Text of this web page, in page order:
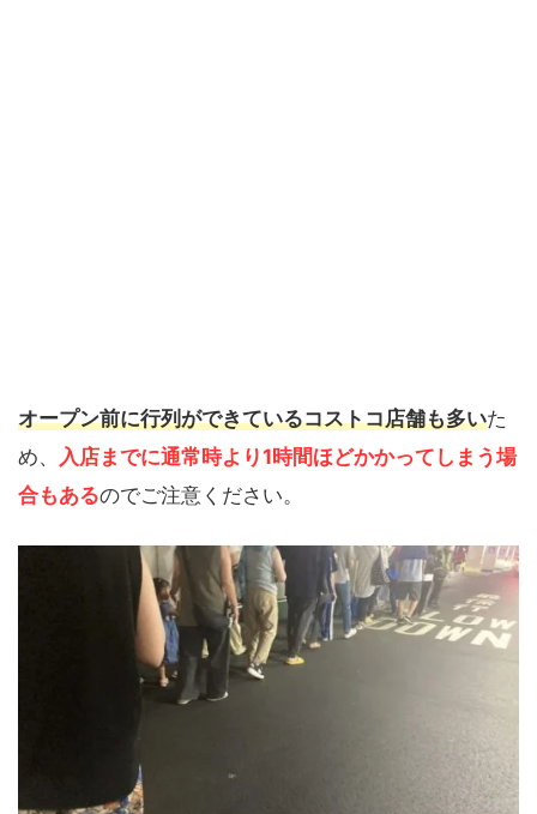
オープン前に行列ができているコストコ店舗も多いた
め、 入店までに通常時より1時間ほどかかってしまう場
合もあるのでご注意ください。